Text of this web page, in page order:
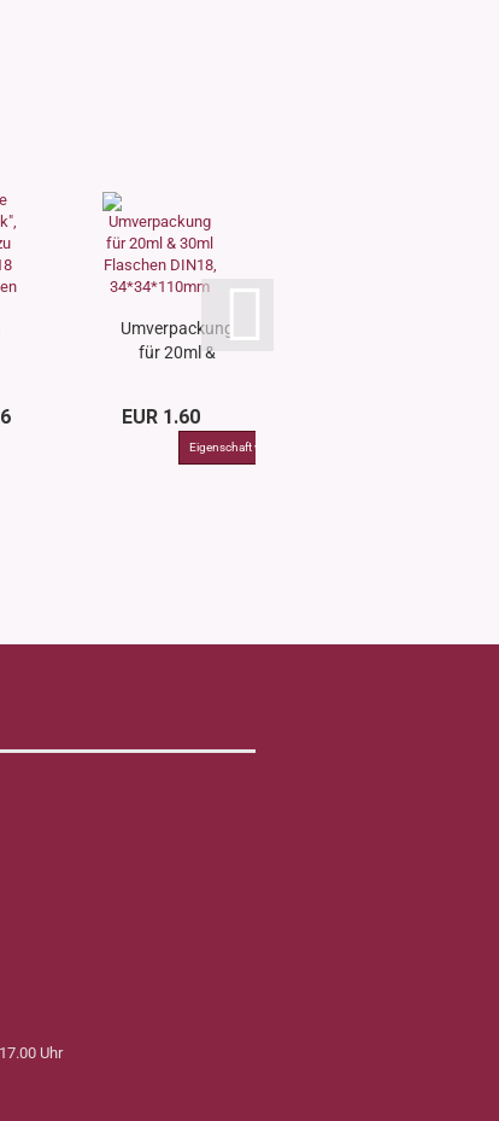
Umverpackung
für 20ml &
EUR 1.60
Uhr